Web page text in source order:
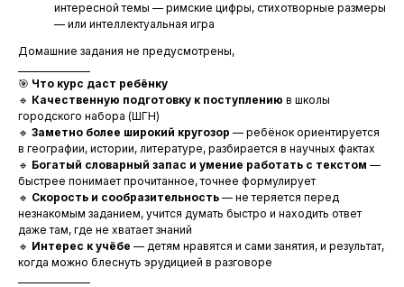
интересной темы — римские цифры, стихотворные размеры
— или интеллектуальная игра
Домашние задания не предусмотрены,
🎯 Что курс даст ребёнку
🔹 Качественную подготовку к поступлению в школы
городского набора (ШГН)
🔹 Заметно более широкий кругозор — ребёнок ориентируется
в географии, истории, литературе, разбирается в научных фактах
🔹 Богатый словарный запас и умение работать с текстом —
быстрее понимает прочитанное, точнее формулирует
🔹 Скорость и сообразительность — не теряется перед
незнакомым заданием, учится думать быстро и находить ответ
даже там, где не хватает знаний
🔹 Интерес к учёбе — детям нравятся и сами занятия, и результат,
когда можно блеснуть эрудицией в разговоре